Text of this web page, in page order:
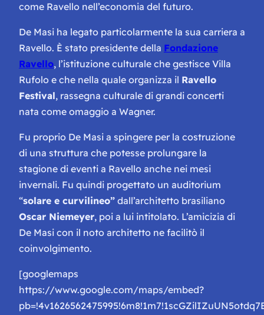
come Ravello nell’economia del futuro.
De Masi ha legato particolarmente la sua carriera a
Ravello. È stato presidente della Fondazione
Ravello, l’istituzione culturale che gestisce Villa
Rufolo e che nella quale organizza il Ravello
Festival, rassegna culturale di grandi concerti
nata come omaggio a Wagner.
Fu proprio De Masi a spingere per la costruzione
di una struttura che potesse prolungare la
stagione di eventi a Ravello anche nei mesi
invernali. Fu quindi progettato un auditorium
“solare e curvilineo” dall’architetto brasiliano
Oscar Niemeyer, poi a lui intitolato. L’amicizia di
De Masi con il noto architetto ne facilitò il
coinvolgimento.
[googlemaps
https://www.google.com/maps/embed?